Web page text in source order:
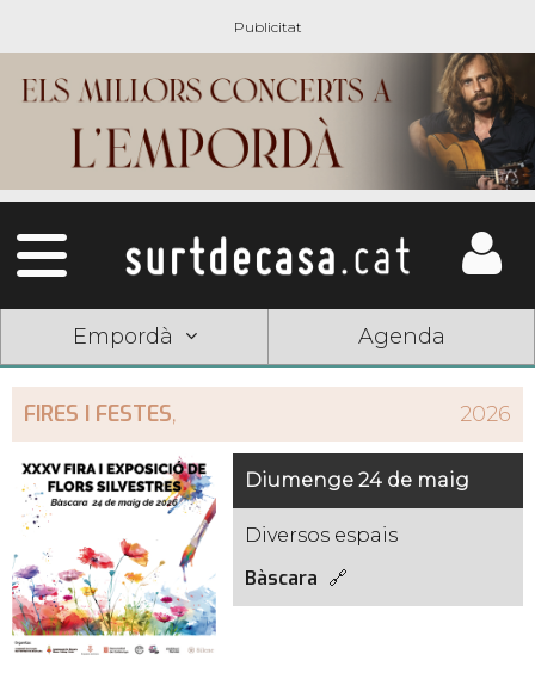
Empordà Agenda
FIRES I FESTES, 2026
Diumenge 24 de maig
Diversos espais
Bàscara